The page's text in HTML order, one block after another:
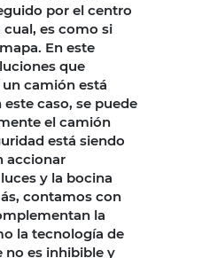
por el centro
es como si
En este
que
camión está
caso, se puede
el camión
está siendo
accionar
y la bocina
contamos con
la
la tecnología de
no es inhibible y